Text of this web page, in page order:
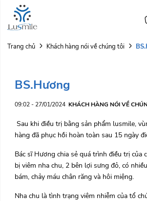
Trang chủ Khách hàng nói về chúng tôi
BS.Hương
09:02 - 27/01/2024 KHÁCH HÀNG NÓI VỀ
Sau khi điều trị bằng sản phẩm lusmile,
hàng đã phục hồi hoàn toàn sau 15 ngày
Bác sĩ Hương chia sẻ quá trình điều trị của
bị viêm nha chu, 2 bên lợi sưng đỏ, có
bám, chảy máu chân răng và hôi miệng.
Nha chu là tình trạng viêm nhiễm của tổ